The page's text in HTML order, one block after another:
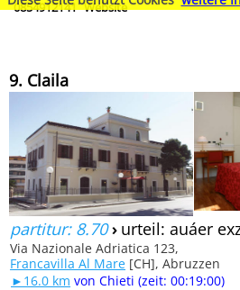
0854912141 Website
9. Claila
partitur: 8.70› urteil: auáer
Via Nazionale Adriatica 123,
Francavilla Al Mare [CH], Abruzzen
►16.0 km von Chieti (zeit: 00:19:00)